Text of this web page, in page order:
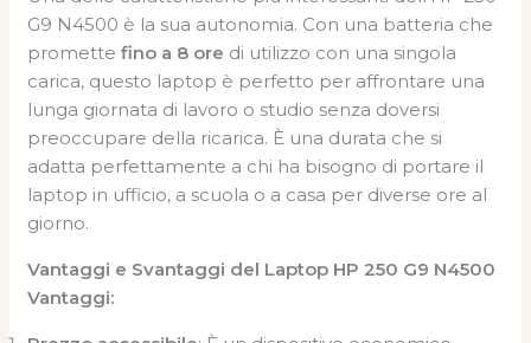
G9 N4500 è la sua autonomia. Con una batteria che
promettefino a 8 ore di utilizzo con una singola
carica, questo laptop è perfetto per affrontare una
lunga giornata di lavoro o studio senza doversi
preoccupare della ricarica. È una durata che si
adatta perfettamente a chi ha bisogno di portare il
laptop in ufficio, a scuola o a casa per diverse ore al
giorno.
Vantaggi e Svantaggi del Laptop HP 250 G9 N4500
Vantaggi: